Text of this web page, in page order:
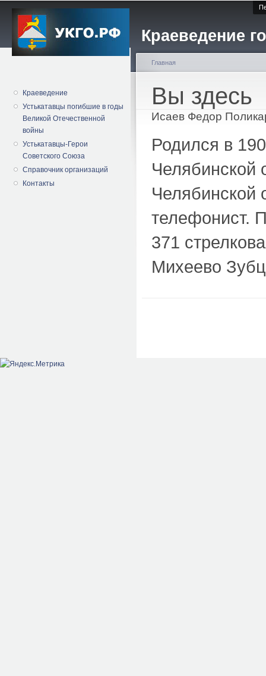
Краеведение
Краеведение
Устькатавцы погибшие в годы
Великой Отечественной
войны
Устькатавцы-Герои
Советского Союза
Справочник организаций
Контакты
Вы здесь
Главная
Исаев Федор
Родился в
Челябинской
Челябинской
телефонист.
371
Михеево